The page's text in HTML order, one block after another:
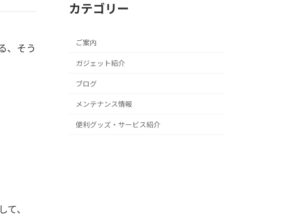
、そう
、
カテゴリー
ご案内
ガジェット紹介
ブログ
メンテナンス情報
便利グッズ・サービス紹介